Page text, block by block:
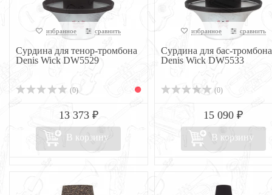
избранное сравнить
Сурдина для тенор-тромбона
Denis Wick DW5529
(0)
13 373 ₽
В корзину
избранное сравнить
Сурдина для бас-тромбона
Denis Wick DW5533
(0)
15 090 ₽
В корзину